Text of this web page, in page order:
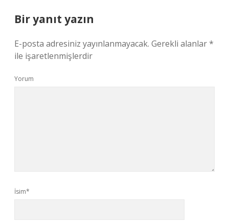
Bir yanıt yazın
E-posta adresiniz yayınlanmayacak. Gerekli alanlar*
ile işaretlenmişlerdir
Yorum
İsim*